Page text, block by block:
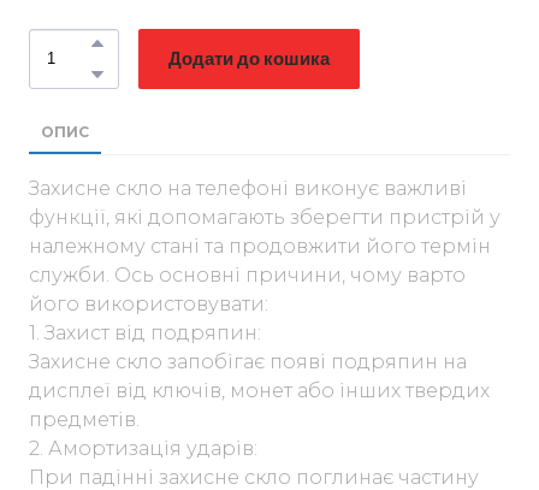
Додати до кошика
ОПИС
Захисне скло на телефоні виконує важливі
функції, які допомагають зберегти пристрій у
належному стані та продовжити його термін
служби. Ось основні причини, чому варто
його використовувати:
1. Захист від подряпин:
Захисне скло запобігає появі подряпин на
дисплеї від ключів, монет або інших твердих
предметів.
2. Амортизація ударів:
При падінні захисне скло поглинає частину